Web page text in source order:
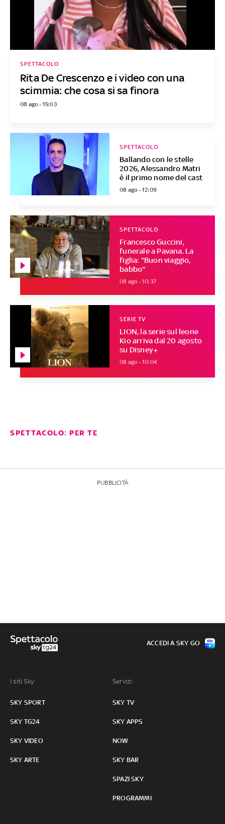
Rita De Crescenzo e i video con una
scimmia: che cosa si sa finora
SPETTACOLO
08 ago - 15:03
Ballando con le stelle
2026, Alessandro Matri
è il primo nome del cast
SPETTACOLO
08 ago - 12:09
Francesco Guccini,
funerale a Pavana. La
figlia: "Buon viaggio,
babbo"
SPETTACOLO
08 ago - 10:37
LION, la serie sul leone
Kio arriva dal 20 agosto
su Disney+
SERIE TV
08 ago - 10:04
SPETTACOLO: PER TE
PUBBLICITÀ
I siti Sky:
SKY SPORT
SKY TG24
SKY VIDEO
SKY ARTE
Servizi:
SKY TV
SKY APPS
NOW
SKY BAR
SPAZI SKY
PROGRAMMI
ACCEDI A SKY GO